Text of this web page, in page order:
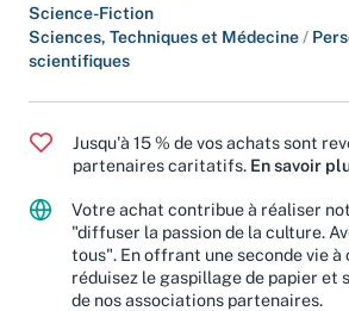
Science-Fiction
Sciences, Techniques et Médecine /
scientifiques
Jusqu'à 15 % de vos achats sont
partenaires caritatifs. En savoir
Votre achat contribue à réaliser
"diffuser la passion de la culture.
tous". En offrant une seconde vie à
réduisez le gaspillage de papier et
de nos associations partenaires.